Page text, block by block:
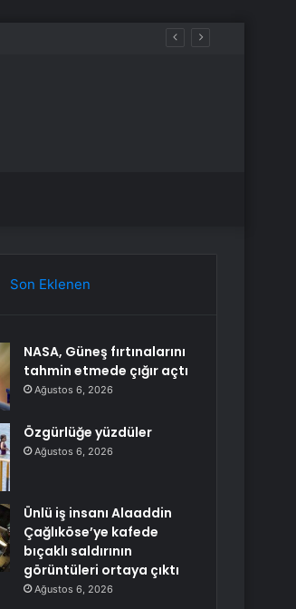
Son Eklenen
NASA, Güneş fırtınalarını
tahmin etmede çığır açtı
Ağustos 6, 2026
Özgürlüğe yüzdüler
Ağustos 6, 2026
Ünlü iş insanı Alaaddin
Çağlıköse’ye kafede
bıçaklı saldırının
görüntüleri ortaya çıktı
Ağustos 6, 2026